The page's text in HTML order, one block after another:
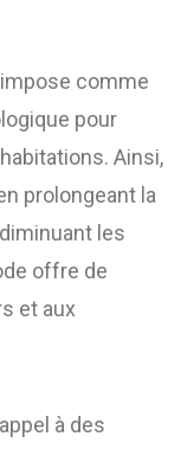
comme
pour
Ainsi,
prolongeant la
les
offre de
et aux
à des